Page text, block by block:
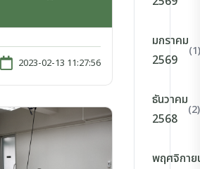
2023-02-13 11:27:56
มกราคม
2569
(1)
ธันวาคม
2568
(2)
พฤศจิกาย